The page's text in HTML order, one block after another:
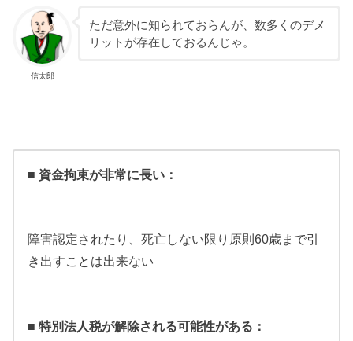
信太郎
ただ意外に知られておらんが、数多くのデメ
リットが存在しておるんじゃ。
■ 資金拘束が非常に長い：
障害認定されたり、死亡しない限り原則60歳まで引
き出すことは出来ない
■ 特別法人税が解除される可能性がある：